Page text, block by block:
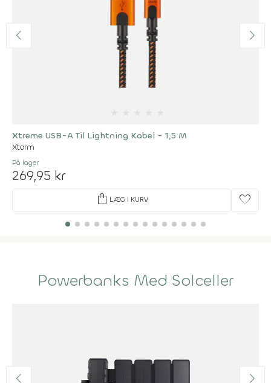
Xtreme USB-A Til Lightning Kabel - 1,5 M
Xtorm
På lager
269,95 kr
shopping_bag LÆG I KURV favorite
Powerbanks Med Solceller